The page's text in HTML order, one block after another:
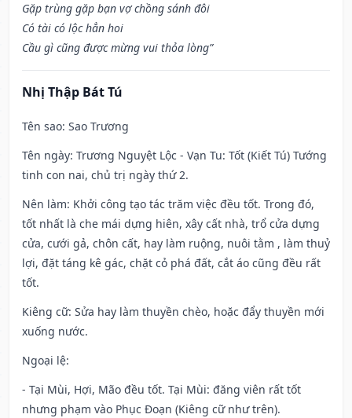
Gặp trùng gặp bạn vợ chồng sánh đôi
Có tài có lộc hẳn hoi
Cầu gì cũng được mừng vui thỏa lòng”
Nhị Thập Bát Tú
Tên sao: Sao Trương
Tên ngày: Trương Nguyệt Lộc - Vạn Tu: Tốt (Kiết Tú) Tướng
tinh con nai, chủ trị ngày thứ 2.
Nên làm: Khởi công tạo tác trăm việc đều tốt. Trong đó,
tốt nhất là che mái dựng hiên, xây cất nhà, trổ cửa dựng
cửa, cưới gả, chôn cất, hay làm ruộng, nuôi tằm , làm thuỷ
lợi, đặt táng kê gác, chặt cỏ phá đất, cắt áo cũng đều rất
tốt.
Kiêng cữ: Sửa hay làm thuyền chèo, hoặc đẩy thuyền mới
xuống nước.
Ngoại lệ:
- Tại Mùi, Hợi, Mão đều tốt. Tại Mùi: đăng viên rất tốt
nhưng phạm vào Phục Đoạn (Kiêng cữ như trên).